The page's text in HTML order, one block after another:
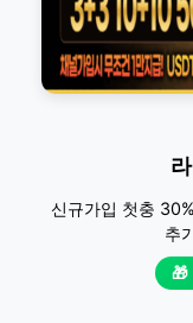
신규가입 첫충
추
🎁